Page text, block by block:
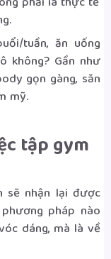
tuần, ăn uống
không? Gần như
gọn gàng, săn
mỹ.
tập gym
sẽ nhận lại được
pháp nào
dáng, mà là về